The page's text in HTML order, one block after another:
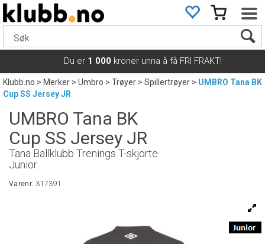
Du er 1 000 kroner unna å få FRI FRAKT!
Klubb.no>Merker>Umbro>Trøyer>Spillertrøyer>UMBRO Tana BK
Cup SS Jersey JR
UMBRO Tana BK
Cup SS Jersey JR
Tana Ballklubb Trenings T-skjorte
Junior
Varenr: 317391